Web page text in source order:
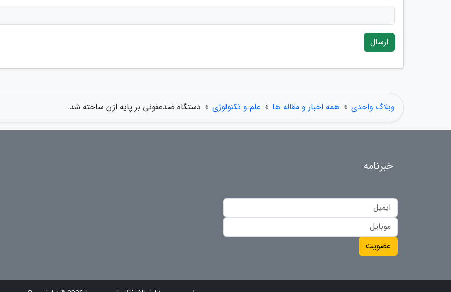
ارسال
وبلاگ واحدی » همه اخبار و مقاله ها » علم و تکنولوژی » دستگاه ضدعفونی بر پایه ازن ساخته شد
خبرنامه
عضویت